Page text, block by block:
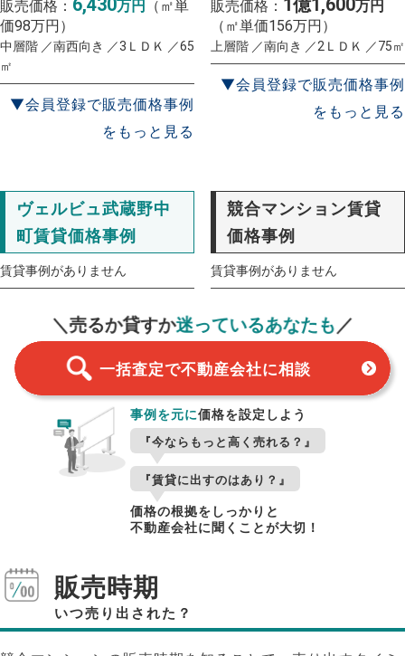
販売価格： 6,430万円
（㎡単
価98万円）
中層階 ／南西向き ／3ＬＤＫ ／65
㎡
▼会員登録で販売価格事例
をもっと見る
販売価格： 1億1,600万円
（㎡単価156万円）
上層階 ／南向き ／2ＬＤＫ ／75㎡
▼会員登録で販売価格事例
をもっと見る
ヴェルビュ武蔵野中
町賃貸価格事例
賃貸事例がありません
競合マンション賃貸
価格事例
賃貸事例がありません
＼売るか貸すか迷っているあなたも／
一括査定で不動産会社に相談
一括査定 スタート！
事例を元に価格を設定しよう
『今ならもっと高く売れる？』
『賃貸に出すのはあり？』
価格の根拠をしっかりと
不動産会社に聞くことが大切！
販売時期
いつ売り出された？